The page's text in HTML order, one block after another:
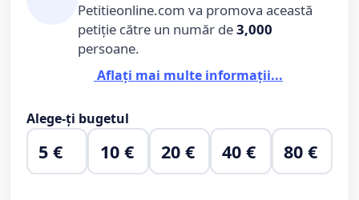
Petitieonline.com va promova această
petiție către un număr de3,000
persoane.
Aflați mai multe informații...
Alege-ți bugetul
5 € 10 € 20 € 40 € 80 €